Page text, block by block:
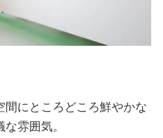
にところどころ鮮やかな
雰囲気。